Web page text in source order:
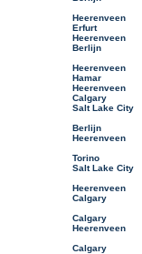
Heerenveen
Erfurt
Heerenveen
Berlijn
Heerenveen
Hamar
Heerenveen
Calgary
Salt Lake City
Berlijn
Heerenveen
Torino
Salt Lake City
Heerenveen
Calgary
Calgary
Heerenveen
Calgary